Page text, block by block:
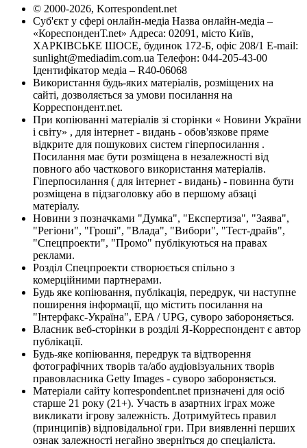
© 2000-2026, Korrespondent.net
Суб'єкт у сфері онлайн-медіа Назва онлайн-медіа –
«КореспонденТ.net» Адреса: 02091, місто Київ,
ХАРКІВСЬКЕ ШОСЕ, будинок 172-Б, офіс 208/1 E-mail:
sunlight@mediadim.com.ua Телефон: 044-205-43-00
Ідентифікатор медіа – R40-06068
Використання будь-яких матеріалів, розміщених на
сайті, дозволяється за умови посилання на
Корреспондент.net.
При копіюванні матеріалів зі сторінки « Новини України
і світу» , для інтернет - видань - обов'язкове пряме
відкрите для пошукових систем гіперпосилання .
Посилання має бути розміщена в незалежності від
повного або часткового використання матеріалів.
Гіперпосилання ( для інтернет - видань) - повинна бути
розміщена в підзаголовку або в першому абзаці
матеріалу.
Новини з позначками "Думка", "Експертиза", "Заява",
"Регіони", "Гроші", "Влада", "Вибори", "Тест-драйв",
"Спецпроекти", "Промо" публікуються на правах
реклами.
Розділ Спецпроекти створюється спільно з
комерційними партнерами.
Будь яке копіювання, публікація, передрук, чи наступне
поширення інформації, що містить посилання на
"Інтерфакс-Україна", EPA / UPG, суворо забороняється.
Власник веб-сторінки в розділі Я-Корреспондент є автор
публікації.
Будь-яке копіювання, передрук та відтворення
фотографічних творів та/або аудіовізуальних творів
правовласника Getty Images - суворо забороняється.
Матеріали сайту korrespondent.net призначені для осіб
старше 21 року (21+). Участь в азартних іграх може
викликати ігрову залежність. Дотримуйтесь правил
(принципів) відповідальної гри. При виявленні перших
ознак залежності негайно зверніться до спеціаліста.